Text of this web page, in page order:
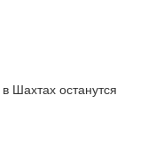
в Шахтах останутся